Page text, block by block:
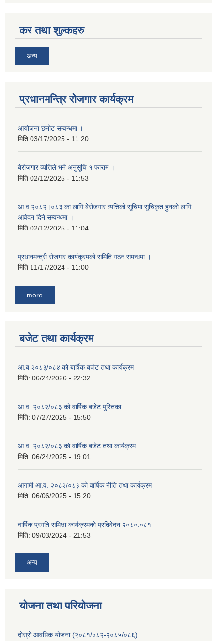
कर तथा शुल्कहरु
अन्य
प्रधानमन्त्रि रोजगार कार्यक्रम
आयोजना छनोट सम्वन्धमा ।
मिति 03/17/2025 - 11:20
बेरोजगार व्यत्तिले भर्ने अनुसूचि १ फाराम ।
मिति 02/12/2025 - 11:53
आ व २०८२।०८३ का लागि बेेरोजगार व्यत्तिको सूचिमा सुचिकृत हुनको लागि
आवेदन दिने सम्वन्धमा ।
मिति 02/12/2025 - 11:04
प्रधानमन्त्री रोजगार कार्यक्रमको समिति गठन समन्धमा ।
मिति 11/17/2024 - 11:00
more
बजेट तथा कार्यक्रम
आ.ब २०८३/०८४ को बार्षिक बजेट तथा कार्यक्रम
मिति: 06/24/2026 - 22:32
आ.व. २०८२/०८३ को वार्षिक बजेट पुस्तिका
मिति: 07/27/2025 - 15:50
आ.व. २०८२/०८३ को वार्षिक बजेट तथा कार्यक्रम
मिति: 06/24/2025 - 19:01
आगामी आ.व. २०८२/०८३ को वार्षिक नीति तथा कार्यक्रम
मिति: 06/06/2025 - 15:20
वार्षिक प्रगति समिक्षा कार्यक्रमको प्रतिवेदन २०८०.०८१
मिति: 09/03/2024 - 21:53
अन्य
योजना तथा परियोजना
दोस्रो आवधिक योजना (२०८१/०८२-२०८५/०८६)